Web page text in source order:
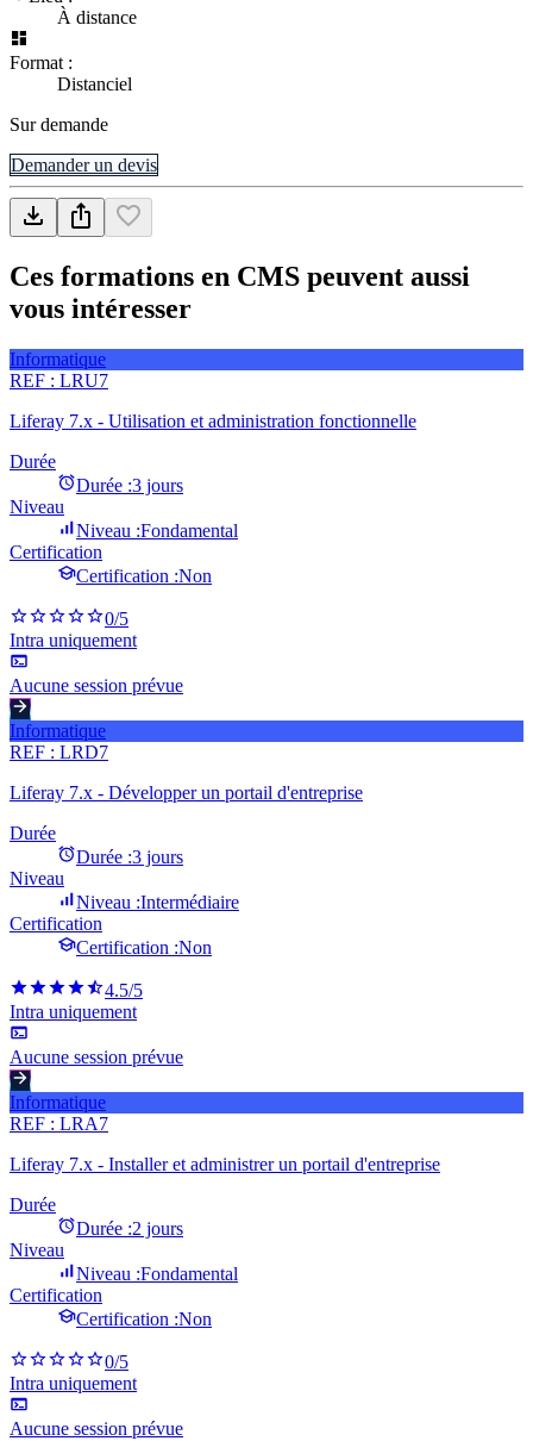
À distance
Format :
Distanciel
Sur demande
Demander un devis
Ces formations en CMS peuvent aussi
vous intéresser
Informatique
REF : LRU7
Liferay 7.x - Utilisation et administration fonctionnelle
Durée
Durée :3 jours
Niveau
Niveau :Fondamental
Certification
Certification :Non
0/5
Intra uniquement
Aucune session prévue
Informatique
REF : LRD7
Liferay 7.x - Développer un portail d'entreprise
Durée
Durée :3 jours
Niveau
Niveau :Intermédiaire
Certification
Certification :Non
4.5/5
Intra uniquement
Aucune session prévue
Informatique
REF : LRA7
Liferay 7.x - Installer et administrer un portail d'entreprise
Durée
Durée :2 jours
Niveau
Niveau :Fondamental
Certification
Certification :Non
0/5
Intra uniquement
Aucune session prévue